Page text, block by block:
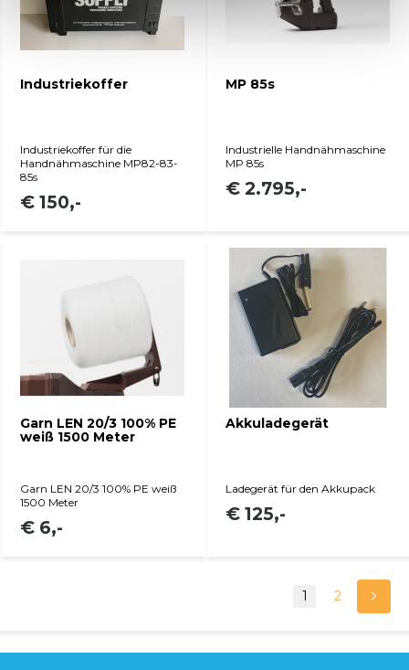
Industriekoffer
Industriekoffer für die
Handnähmaschine MP82-83-
85s
€ 150,-
MP 85s
Industrielle Handnähmaschine
MP 85s
€ 2.795,-
Garn LEN 20/3 100% PE
weiß 1500 Meter
Garn LEN 20/3 100% PE weiß
1500 Meter
€ 6,-
Akkuladegerät
Ladegerät für den Akkupack
€ 125,-
Produkt anzeigen
1 2